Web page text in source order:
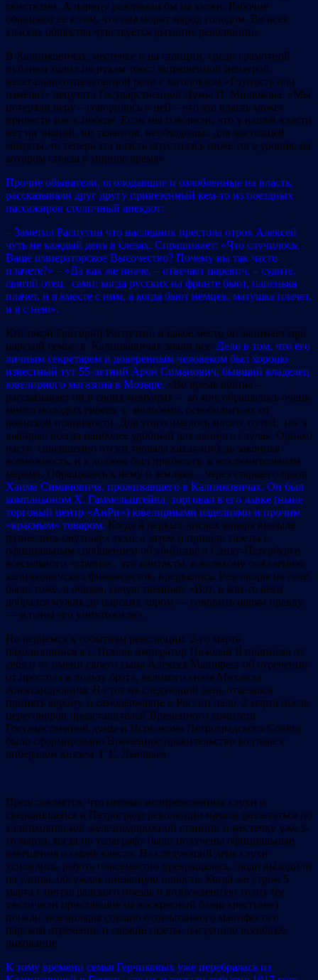
свистками. А царицу разорвали бы на куски. Рабочие
обвиняют ее в том, что она морит народ голодом. Во всех
классах общества чувствуется дыхание революции».
В Калинковичах, местечке и на станции, среди грамотной
публики ходил по рукам текст запрещенной цензурой,
нелегально отпечатанной речи с заголовком «Глупость или
измена?» депутата Государственной Думы П. Милюкова. «Мы
потеряли веру – говорилось в ней – что эта власть может
привести нас к победе. Если мы говорили, что у нашей власти
нет ни знаний, ни талантов, необходимых для настоящей
минуты, то теперь эта власть опустилась ниже того уровня, на
котором стояла в мирное время».
Прочие обыватели, оголодавшие и озлобленные на власть,
рассказывали друг другу привезенный кем-то из поездных
пассажиров столичный анекдот:
– Заметил Распутин что наследник престола отрок Алексей
чуть не каждый день в слезах. Спрашивает: «Что случилось,
Ваше императорское Высочество? Почему вы так часто
плачете?» – «Да как же иначе, – отвечает царевич, – судите,
святой отец, сами: когда русских на фронте бьют, папенька
плачет, и я вместе с ним, а когда бьют немцев, матушка плачет,
и я с нею».
Кто такой Григорий Распутин, и какое место он занимает при
царской семье, в Калинковичах знали все. Дело в том, что его
личным секретарем и доверенным человеком был хорошо
известный тут 55-летний Арон Симанович, бывший владелец
ювелирного магазина в Мозыре. «Во время войны –
рассказывает он в своих мемуарах – ко мне обращалось очень
много молодых евреев с мольбами, освободить их от
воинской повинности. Для этого имелось много путей, но я
выбирал всегда наиболее удобный для данного случая. Однако
часто совершенно отсутствовала какая-нибудь законная
возможность, и я должен был прибегать к исключительным
мерам». Обращались к нему и земляки – через старшего брата
Хаима Симановича, проживавшего в Калинковичах. Он был
компаньоном Х. Гаммельштейна, торговал в его лавке (ныне
торговый центр «АнРи») ювелирными изделиями и прочим
«красным» товаром. Когда в первых числах января вначале
разнеслись смутные слухи, а затем и пришли газеты с
официальным сообщением об убийстве в Санкт-Петербурге
всесильного «старца», эти контакты, к великому сожалению
калинковичских финансистов, прервались. Разговоры на селе
были тоже, в общем, сочувственные: «Вот, в кои-то веки
добрался мужик до царских хором — говорить царям правду,
— и паны его уничтожили».
Но вернемся к событиям революции. 2-го марта
находившийся в г. Пскове император Николай II подписал от
себя и от имени своего сына Алексея Манифест об отречении
от престола в пользу брата, великого князя Михаила
Александровича. Но тот на следующий день отказался
принять корону, и самодержавие в России пало. 2 марта после
переговоров представителей Временного комитета
Государственной думы и Исполкома Петроградского Совета
было сформировано Временное правительство во главе с
либералом князем Г Е. Львовым.
Представляется, что первые неопределенные слухи о
свершившейся в Петрограде революции начали разлетаться по
калинковичской железнодорожной станции и местечку уже 3-
го марта, когда по телеграфу были получены официальные
извещения о смене власти. На следующий день слухи
усилились, работа повсеместно прекращалась, люди выходили
на улицы, обсуждая внезапную новость. Когда же утром 5
марта с петроградского поезда в возбужденную толпу (ее
увеличили приехавшие на воскресный базар крестьяне)
попали экземпляры спешно отпечатанного манифеста о
царском отречении и свежие газеты, наступило всеобщее
ликование.
К тому времени семья Герчиковых уже перебралась из